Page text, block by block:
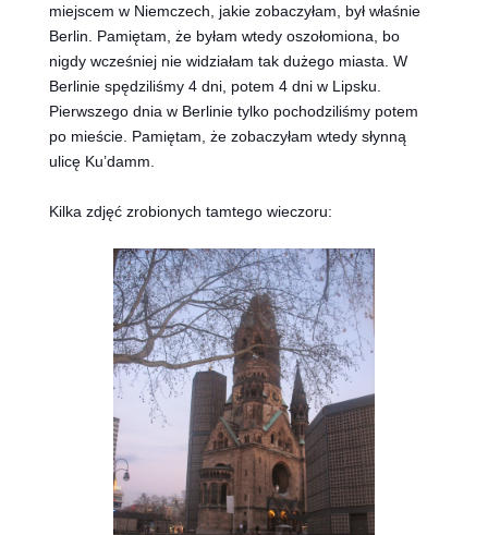
miejscem w Niemczech, jakie zobaczyłam, był właśnie
Berlin. Pamiętam, że byłam wtedy oszołomiona, bo
nigdy wcześniej nie widziałam tak dużego miasta. W
Berlinie spędziliśmy 4 dni, potem 4 dni w Lipsku.
Pierwszego dnia w Berlinie tylko pochodziliśmy potem
po mieście. Pamiętam, że zobaczyłam wtedy słynną
ulicę Ku’damm.
Kilka zdjęć zrobionych tamtego wieczoru: